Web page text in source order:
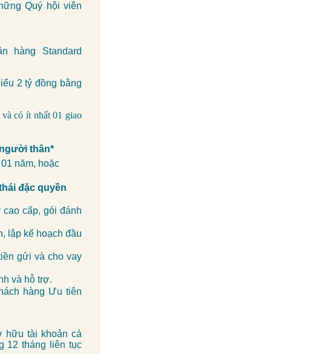
Quý hội viên
hàng Standard
2 tỷ đồng bằng
có ít nhất 01 giao
thân*
năm, hoặc
đặc quyền
cấp, gói đánh
lập kế hoạch đầu
gửi và cho vay
và hỗ trợ.
hàng Ưu tiên
hữu tài khoản cá
12 tháng liên tục